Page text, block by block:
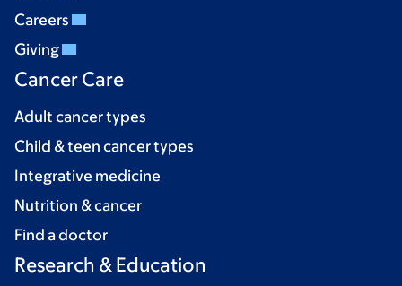
Careers
Giving
Cancer Care
Adult cancer types
Child & teen cancer types
Integrative medicine
Nutrition & cancer
Find a doctor
Research & Education